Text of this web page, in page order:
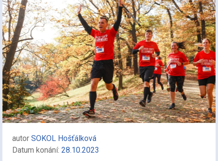
autor SOKOL Hošťálková
Datum konání: 28.10.2023